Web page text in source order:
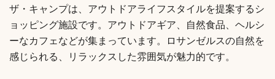
ザ・キャンプは、アウトドアライフスタイルを提案するシ
ョッピング施設です。アウトドアギア、自然食品、ヘルシ
ーなカフェなどが集まっています。ロサンゼルスの自然を
感じられる、リラックスした雰囲気が魅力的です。